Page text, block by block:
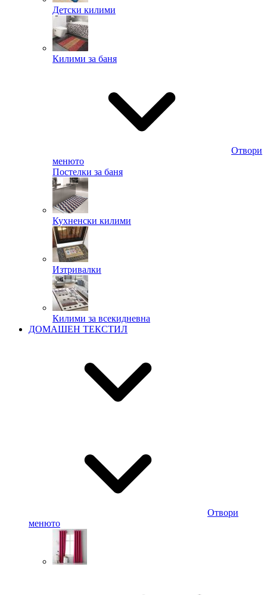
Детски килими
Килими за баня
Отвори
менюто
Постелки за баня
Кухненски килими
Изтривалки
Килими за всекидневна
ДОМАШЕН ТЕКСТИЛ
Отвори
менюто